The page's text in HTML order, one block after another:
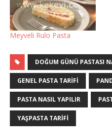
Meyveli Rulo Pasta
DOĞUM GÜNÜ PASTASI
GENEL PASTA TARIFI
PASTA NASIL YAPILIR
YAŞPASTA TARIFI